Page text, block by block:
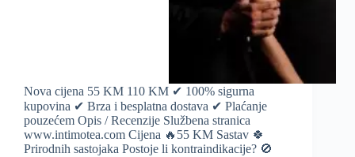
Nova cijena 55 KM 110 KM ✔ 100% sigurna
kupovina ✔ Brza i besplatna dostava ✔ Plaćanje
pouzećem Opis / Recenzije Službena stranica
www.intimotea.com Cijena 🔥55 KM Sastav 🍀
Prirodnih sastojaka Postoje li kontraindikacije? 🚫